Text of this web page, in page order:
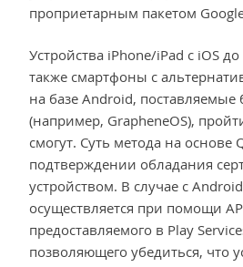
проприетарным пакетом
Устройства iPhone/iPad с iOS
также смартфоны с
на базе Android, поставляемые
(например, GrapheneOS),
смогут. Суть метода на основе
подтверждении обладания
устройством. В случае с
осуществляется при помощи
предоставляемого в Play
позволяющего убедиться, что